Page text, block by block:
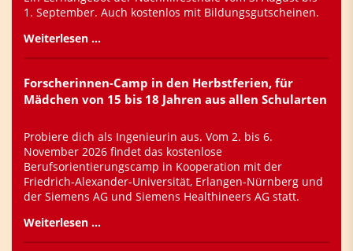
1. September. Auch kostenlos mit Bildungsgutscheinen.
Weiterlesen …
Forscherinnen-Camp in den Herbstferien, für
Mädchen von 15 bis 18 Jahren aus allen Schularten
Probiere dich als Ingenieurin aus. Vom 2. bis 6.
November 2026 findet das kostenlose
Berufsorientierungscamp in Kooperation mit der
Friedrich-Alexander-Universität, Erlangen-Nürnberg und
der Siemens AG und Siemens Healthineers AG statt.
Weiterlesen …